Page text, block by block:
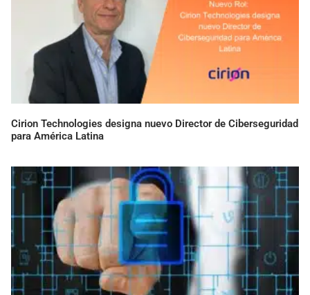
Cirion Technologies designa nuevo Director de Ciberseguridad
para América Latina